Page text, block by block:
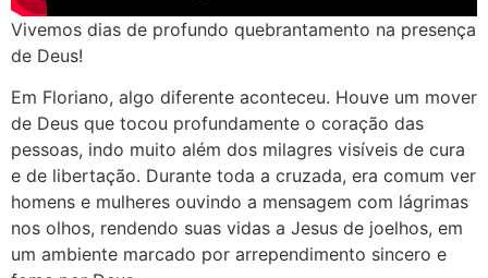
Vivemos dias de profundo quebrantamento na presença
de Deus!
Em Floriano, algo diferente aconteceu. Houve um mover
de Deus que tocou profundamente o coração das
pessoas, indo muito além dos milagres visíveis de cura
e de libertação. Durante toda a cruzada, era comum ver
homens e mulheres ouvindo a mensagem com lágrimas
nos olhos, rendendo suas vidas a Jesus de joelhos, em
um ambiente marcado por arrependimento sincero e